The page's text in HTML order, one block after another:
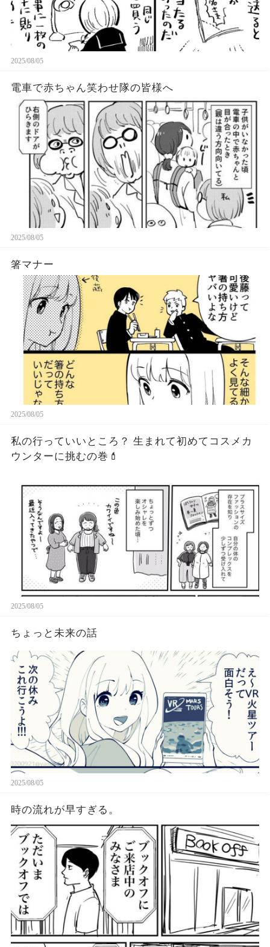
2025/08/05
電車で赤ちゃん笑わせ隊の皆様へ
2025/08/05
箸マナー
2025/08/05
私の行っていいところ？ 生まれて初めてコスメカ
ウンターに挑むの巻💄
2025/08/05
ちょっと未来の話
2025/08/05
時の流れが早すぎる。